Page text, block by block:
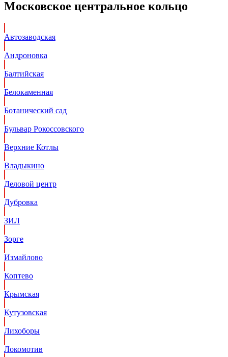
Московское центральное кольцо
Автозаводская
Андроновка
Балтийская
Белокаменная
Ботанический сад
Бульвар Рокоссовского
Верхние Котлы
Владыкино
Деловой центр
Дубровка
ЗИЛ
Зорге
Измайлово
Коптево
Крымская
Кутузовская
Лихоборы
Локомотив